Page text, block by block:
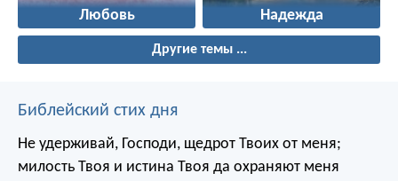
Любовь Надежда
Другие темы ...
Библейский стих дня
Не удерживай, Господи, щедрот Твоих от меня;
милость Твоя и истина Твоя да охраняют меня